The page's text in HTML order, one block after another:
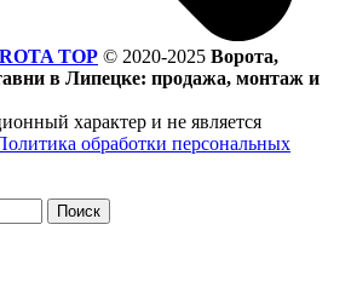
TOP © 2020-2025 Ворота,
в Липецке: продажа, монтаж и
характер и не является
обработки персональных
Поиск